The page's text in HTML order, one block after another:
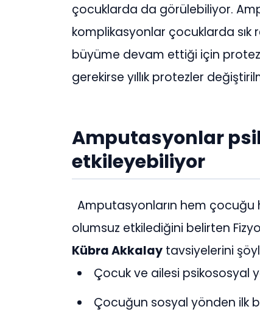
çocuklarda da görülebiliyor.
komplikasyonlar çocuklarda
büyüme devam ettiği için
gerekirse yıllık protezler
Amputasyonlar
etkileyebiliyor
Amputasyonların hem
olumsuz etkilediğini belirten
Kübra Akkalay tavsiyelerini
Çocuk ve ailesi psikososyal
Çocuğun sosyal yönden ilk